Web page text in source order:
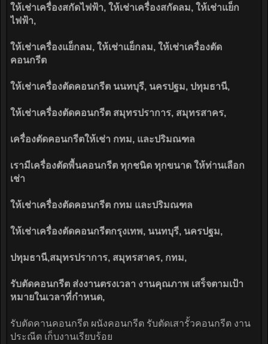
ให้เช่าเครื่องสกัดไฟฟ้า, ให้เช่าเครื่องสกัดลม, ให้เช่าแย็ก
ไฟฟ้า,
ให้เช่าเครื่องแย็กลม, ให้เช่าแย็กลม, ให้เช่าเครื่องตัด
คอนกรีต
ให้เช่าเครื่องตัดคอนกรีต นนทบุรี, นครปฐม, ปทุมธานี,
ให้เช่าเครื่องตัดคอนกรีต สมุทรปราการ, สมุทรสาคร,
เครื่องตัดคอนกรีตให้เช่า กทม, และปริมณฑล
เรามีเครื่องตัดพื้นคอนกรีต ทุกชนิด ทุกขนาด ให้ท่านเลือก
เช่า
ให้เช่าเครื่องตัดคอนกรีต กทม และปริมณฑล
ให้เช่าเครื่องตัดคอนกรีตกรุงเทพ, นนทบุรี, นครปฐม,
ปทุมธานี,สมุทรปราการ, สมุทรสาคร, กทม,
รับตัดคอนกรีต ส่งงานตรงเวลา งานคุณภาพ เสร็จตามเป้า
หมายในเวลาที่กำหนด,
รับตัดคานคอนกรีต ผนังคอนกรีต รับตัดเสารั้วคอนกรีต งาน
ประณีต เก็บงานเรียบร้อย